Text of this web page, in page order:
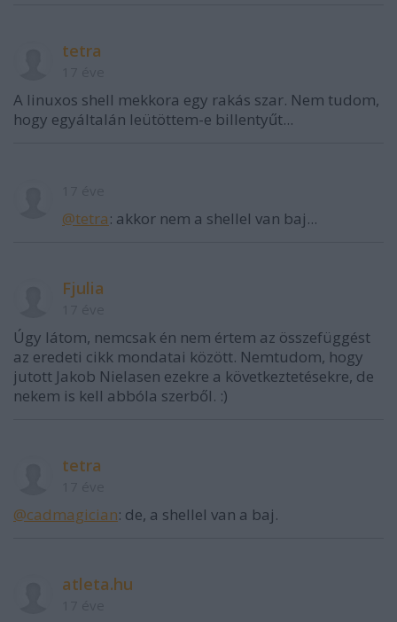
tetra
A linuxos shell mekkora egy rakás szar. Nem tudom,
hogy egyáltalán leütöttem-e billentyűt...
@tetra: akkor nem a shellel van baj...
Fjulia
Úgy látom, nemcsak én nem értem az összefüggést
az eredeti cikk mondatai között. Nemtudom, hogy
jutott Jakob Nielasen ezekre a következtetésekre, de
nekem is kell abbóla szerből. :)
tetra
@cadmagician: de, a shellel van a baj.
atleta.hu